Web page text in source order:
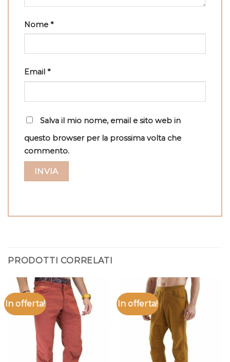
Nome *
Email *
Salva il mio nome, email e sito web in
questo browser per la prossima volta che
commento.
PRODOTTI CORRELATI
In offerta! In offerta!